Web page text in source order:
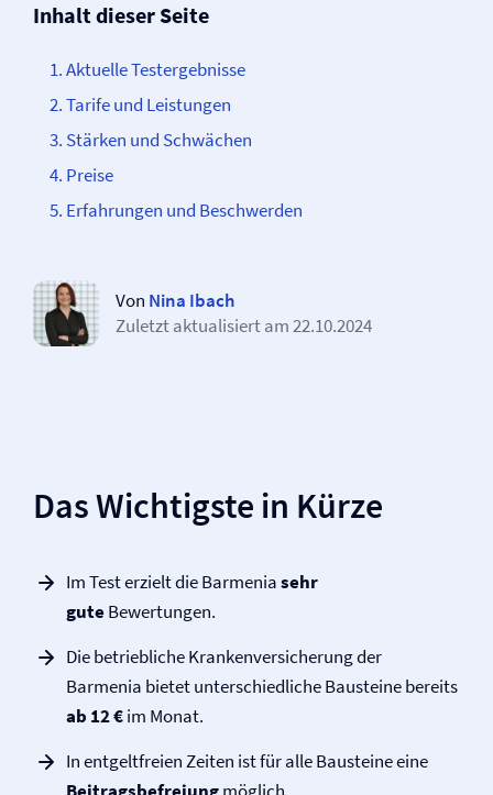
Inhalt dieser Seite
Aktuelle Testergebnisse
Tarife und Leistungen
Stärken und Schwächen
Preise
Erfahrungen und Beschwerden
Von Nina Ibach
Zuletzt aktualisiert am22.10.2024
Das Wichtigste in Kürze
Im Test erzielt die Barmeniasehr
guteBewertungen.
Die betriebliche Kranken­versicherung der
Barmenia bietet unterschiedliche Bausteine bereits
ab 12 €im Monat.
In entgeltfreien Zeiten ist für alle Bausteine eine